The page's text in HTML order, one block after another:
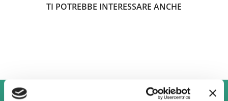
TI POTREBBE INTERESSARE ANCHE
USIAMO SOLO IMBALLAGGI RESISTENTI ED ECOLOGICI